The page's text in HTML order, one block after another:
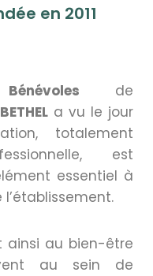
en 2011
de
a vu le jour
totalement
est
essentiel à
l’établissement.
ainsi au bien-être
au sein de